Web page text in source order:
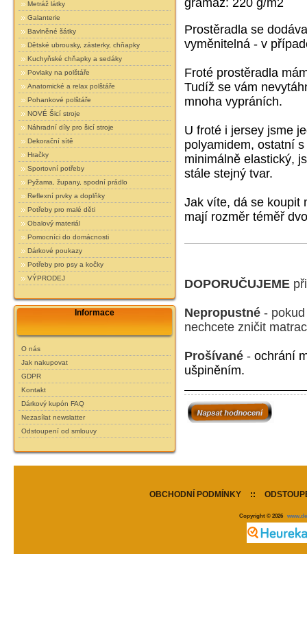
Metráž látky
Galanterie
Bavlněné šátky
Dětské ubrousky, zásterky, chňapky
Kuchyňské chňapky a sedáky
Povlaky na polštáře
Anatomické a relax polštáře
Pohankové polštáře
NOVÉ Šicí stroje
Náhradní díly pro šicí stroje
Dekorační sítě
Hračky
Sportovní potřeby
Pyžama, župany, spodní prádlo
Reflexní prvky a doplňky
Potřeby pro malé děti
Obalový materiál
Pomocníci do domácnosti
Dárkové poukazy
Potřeby pro psy a kočky
VÝPRODEJ
Informace
O nás
Jak nakupovat
GDPR
Kontakt
Dárkový kupón FAQ
Nezasílat newslatter
Odstoupení od smlouvy
gramáž: 220 g/m2
Prostěradla se
vyměnitelná - v
Froté prostěradla
Tudíž se vám
mnoha vypráních.
U froté i jersey jsme
polyamidem, ostatní
minimálně elastický,
stále stejný tvar.
Jak víte, dá se koupit
mají rozměr téměř
DOPORUČUJEME
Nepropustné -
nechcete zničit
Prošívané- ochrání
ušpiněním.
OBCHODNÍ PODMÍNKY ::
Copyright © 2026